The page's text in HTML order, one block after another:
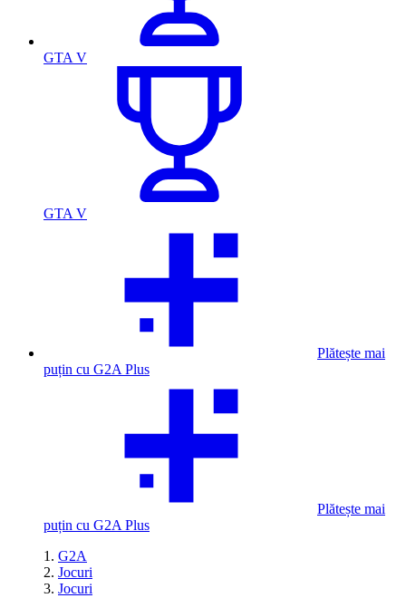
GTA V
GTA V
Plătește mai
puțin cu G2A Plus
Plătește mai
puțin cu G2A Plus
G2A
Jocuri
Jocuri